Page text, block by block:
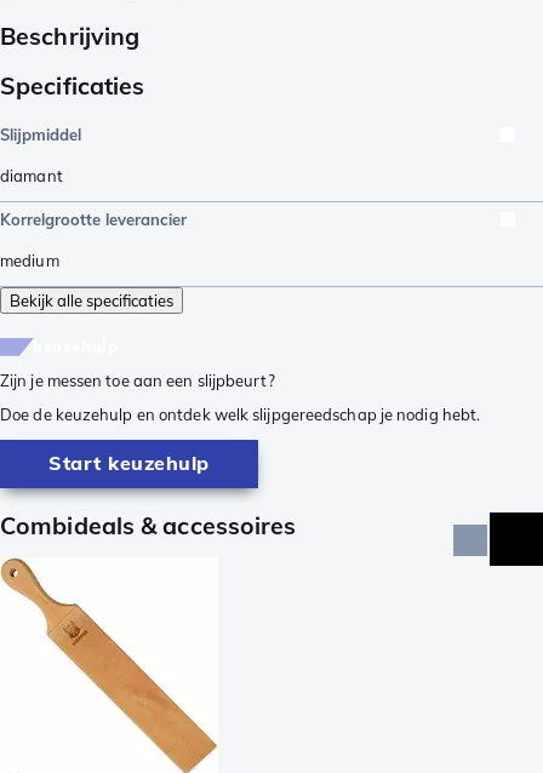
Beschrijving
Specificaties
Slijpmiddel
diamant
Korrelgrootte leverancier
medium
Bekijk alle specificaties
Zijn je messen toe aan een slijpbeurt?
Doe de keuzehulp en ontdek welk slijpgereedschap je nodig hebt.
Start keuzehulp
Combideals & accessoires